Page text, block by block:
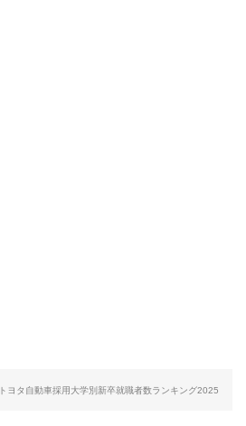
トヨタ自動車採用大学別新卒就職者数ランキング2025